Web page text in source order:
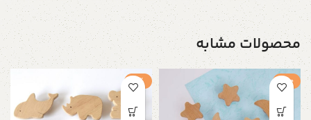
محصولات مشابه
حراج -1%